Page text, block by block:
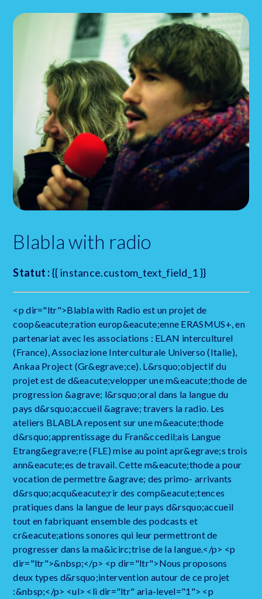
Blabla with radio
Statut :{{ instance.custom_text_field_1 }}
<p dir="ltr">Blabla with Radio est un projet de
coop&eacute;ration europ&eacute;enne ERASMUS+, en
partenariat avec les associations : ELAN interculturel
(France), Associazione Interculturale Universo (Italie),
Ankaa Project (Gr&egrave;ce). L&rsquo;objectif du
projet est de d&eacute;velopper une m&eacute;thode de
progression &agrave; l&rsquo;oral dans la langue du
pays d&rsquo;accueil &agrave; travers la radio. Les
ateliers BLABLA reposent sur une m&eacute;thode
d&rsquo;apprentissage du Fran&ccedil;ais Langue
Etrang&egrave;re (FLE) mise au point apr&egrave;s trois
ann&eacute;es de travail. Cette m&eacute;thode a pour
vocation de permettre &agrave; des primo- arrivants
d&rsquo;acqu&eacute;rir des comp&eacute;tences
pratiques dans la langue de leur pays d&rsquo;accueil
tout en fabriquant ensemble des podcasts et
cr&eacute;ations sonores qui leur permettront de
progresser dans la ma&icirc;trise de la langue.</p> <p
dir="ltr">&nbsp;</p> <p dir="ltr">Nous proposons
deux types d&rsquo;intervention autour de ce projet
:&nbsp;</p> <ul> <li dir="ltr" aria-level="1"> <p